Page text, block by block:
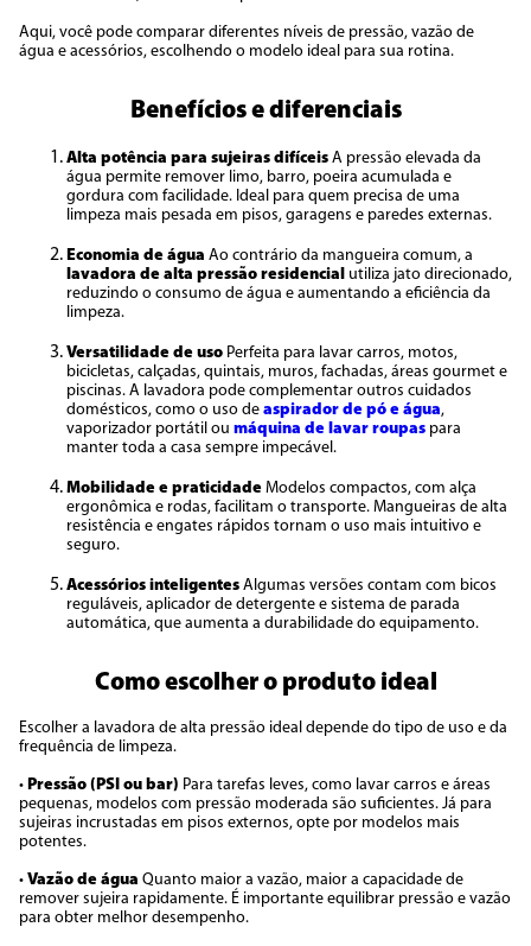
Aqui, você pode comparar diferentes níveis de pressão, vazão de
água e acessórios, escolhendo o modelo ideal para sua rotina.
Benefícios e diferenciais
Alta potência para sujeiras difíceis A pressão elevada da
água permite remover limo, barro, poeira acumulada e
gordura com facilidade. Ideal para quem precisa de uma
limpeza mais pesada em pisos, garagens e paredes externas.
Economia de água Ao contrário da mangueira comum, a
lavadora de alta pressão residencial utiliza jato direcionado,
reduzindo o consumo de água e aumentando a eficiência da
limpeza.
Versatilidade de uso Perfeita para lavar carros, motos,
bicicletas, calçadas, quintais, muros, fachadas, áreas gourmet e
piscinas. A lavadora pode complementar outros cuidados
domésticos, como o uso de aspirador de pó e água,
vaporizador portátil ou máquina de lavar roupas para
manter toda a casa sempre impecável.
Mobilidade e praticidade Modelos compactos, com alça
ergonômica e rodas, facilitam o transporte. Mangueiras de alta
resistência e engates rápidos tornam o uso mais intuitivo e
seguro.
Acessórios inteligentes Algumas versões contam com bicos
reguláveis, aplicador de detergente e sistema de parada
automática, que aumenta a durabilidade do equipamento.
Como escolher o produto ideal
Escolher a lavadora de alta pressão ideal depende do tipo de uso e da
frequência de limpeza.
• Pressão (PSI ou bar) Para tarefas leves, como lavar carros e áreas
pequenas, modelos com pressão moderada são suficientes. Já para
sujeiras incrustadas em pisos externos, opte por modelos mais
potentes.
• Vazão de água Quanto maior a vazão, maior a capacidade de
remover sujeira rapidamente. É importante equilibrar pressão e vazão
para obter melhor desempenho.